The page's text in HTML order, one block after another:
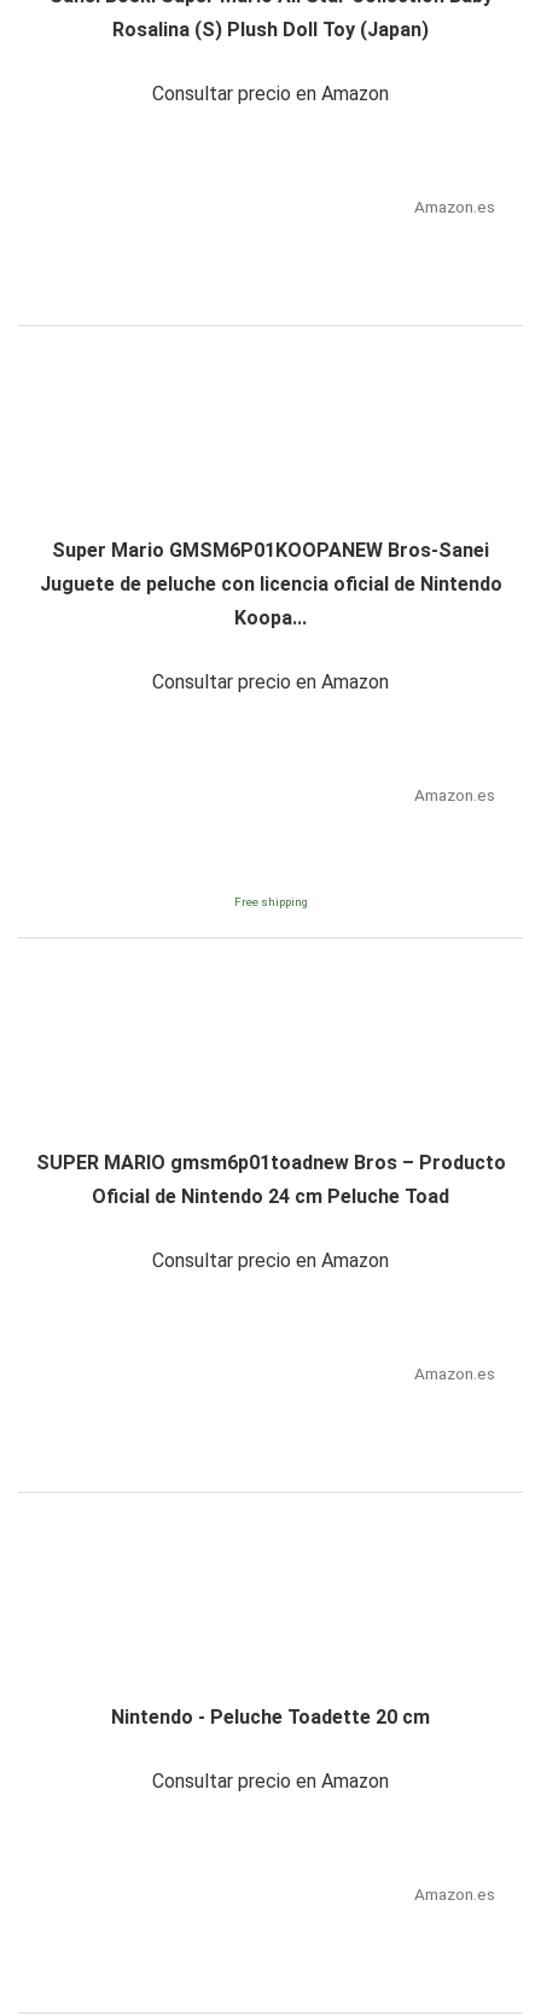
Rosalina (S) Plush Doll Toy (Japan)
Consultar precio en Amazon
Amazon.es
Super Mario GMSM6P01KOOPANEW Bros-Sanei
Juguete de peluche con licencia oficial de Nintendo
Koopa...
Consultar precio en Amazon
Amazon.es
Free shipping
SUPER MARIO gmsm6p01toadnew Bros – Producto
Oficial de Nintendo 24 cm Peluche Toad
Consultar precio en Amazon
Amazon.es
Nintendo - Peluche Toadette 20 cm
Consultar precio en Amazon
Amazon.es